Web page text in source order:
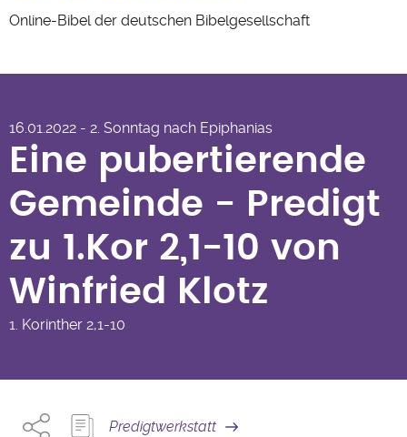
Online-Bibel der deutschen Bibelgesellschaft
Eine pubertierende Gemeinde
Winfried Klotz
16.01.2022 - 2. Sonntag nach Epiphanias
Eine pubertierende
Gemeinde - Predigt
zu 1.Kor 2,1-10 von
Winfried Klotz
1. Korinther 2,1-10
Predigtwerkstatt